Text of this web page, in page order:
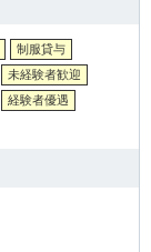
制服貸与
未経験者歓迎
経験者優遇